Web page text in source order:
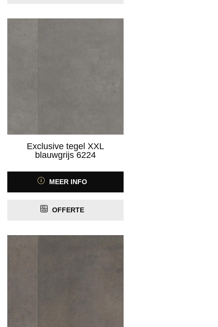
Exclusive tegel XXL
blauwgrijs 6224
MEER INFO
OFFERTE